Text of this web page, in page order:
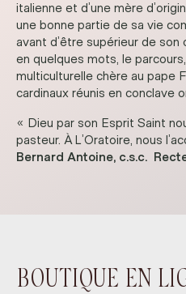
italienne et d’une mère
une bonne partie de sa vie
avant d’être supérieur de son
en quelques mots, le
multiculturelle chère au pape
cardinaux réunis en conclave
« Dieu par son Esprit Saint
pasteur. À L’Oratoire, nous
Bernard Antoine, c.s.c.
BOUTIQUE EN